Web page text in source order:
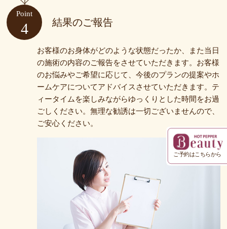
ご予約はこちらから
Point
4 結果のご報告
お客様のお身体がどのような状態だったか、また当日
の施術の内容のご報告をさせていただきます。お客様
のお悩みやご希望に応じて、今後のプランの提案やホ
ームケアについてアドバイスさせていただきます。テ
ィータイムを楽しみながらゆっくりとした時間をお過
ごしください。無理な勧誘は一切ございませんので、
ご安心ください。